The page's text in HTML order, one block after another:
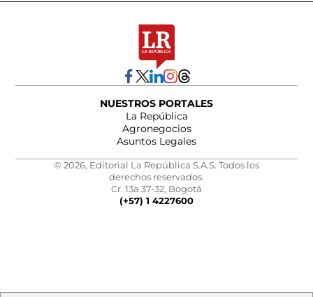
NUESTROS PORTALES
La República
Agronegocios
Asuntos Legales
© 2026, Editorial La República S.A.S. Todos los
derechos reservados.
Cr. 13a 37-32, Bogotá
(+57) 1 4227600